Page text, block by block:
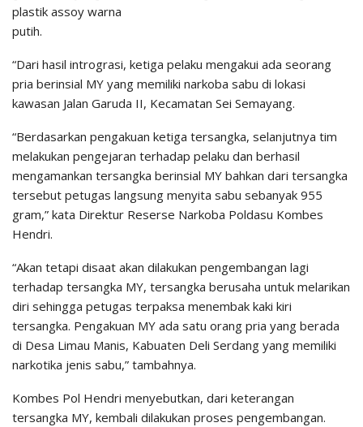
plastik assoy warna
putih.
“Dari hasil intrograsi, ketiga pelaku mengakui ada seorang
pria berinsial MY yang memiliki narkoba sabu di lokasi
kawasan Jalan Garuda II, Kecamatan Sei Semayang.
“Berdasarkan pengakuan ketiga tersangka, selanjutnya tim
melakukan pengejaran terhadap pelaku dan berhasil
mengamankan tersangka berinsial MY bahkan dari tersangka
tersebut petugas langsung menyita sabu sebanyak 955
gram,” kata Direktur Reserse Narkoba Poldasu Kombes
Hendri.
“Akan tetapi disaat akan dilakukan pengembangan lagi
terhadap tersangka MY, tersangka berusaha untuk melarikan
diri sehingga petugas terpaksa menembak kaki kiri
tersangka. Pengakuan MY ada satu orang pria yang berada
di Desa Limau Manis, Kabuaten Deli Serdang yang memiliki
narkotika jenis sabu,” tambahnya.
Kombes Pol Hendri menyebutkan, dari keterangan
tersangka MY, kembali dilakukan proses pengembangan.